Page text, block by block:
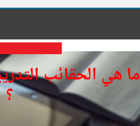
ما هي الحقائب
؟